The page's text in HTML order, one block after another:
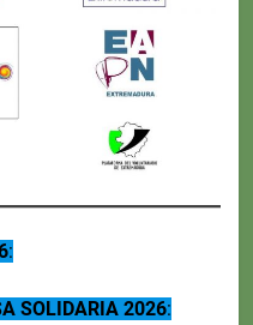
:
SOLIDARIA 2026: